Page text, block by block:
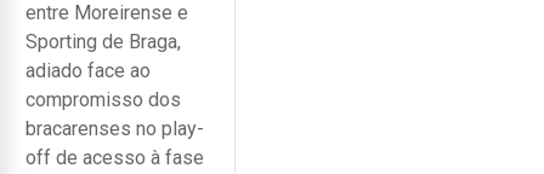
entre Moreirense e
Sporting de Braga,
adiado face ao
compromisso dos
bracarenses no play-
off de acesso à fase